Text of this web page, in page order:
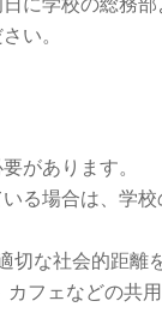
に学校の総務部
い。
があります。
る場合は、学
な社会的距離
フェなどの共